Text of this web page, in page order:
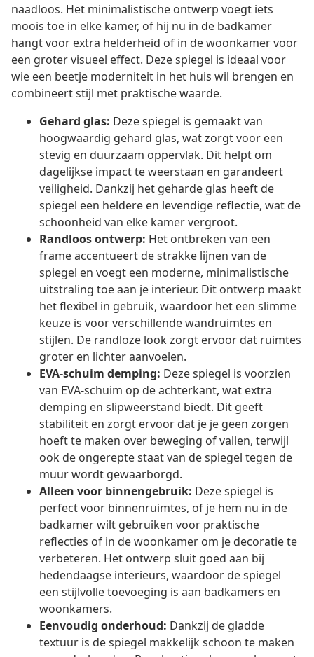
naadloos. Het minimalistische ontwerp voegt iets
moois toe in elke kamer, of hij nu in de badkamer
hangt voor extra helderheid of in de woonkamer voor
een groter visueel effect. Deze spiegel is ideaal voor
wie een beetje moderniteit in het huis wil brengen en
combineert stijl met praktische waarde.
Gehard glas: Deze spiegel is gemaakt van
hoogwaardig gehard glas, wat zorgt voor een
stevig en duurzaam oppervlak. Dit helpt om
dagelijkse impact te weerstaan en garandeert
veiligheid. Dankzij het geharde glas heeft de
spiegel een heldere en levendige reflectie, wat de
schoonheid van elke kamer vergroot.
Randloos ontwerp: Het ontbreken van een
frame accentueert de strakke lijnen van de
spiegel en voegt een moderne, minimalistische
uitstraling toe aan je interieur. Dit ontwerp maakt
het flexibel in gebruik, waardoor het een slimme
keuze is voor verschillende wandruimtes en
stijlen. De randloze look zorgt ervoor dat ruimtes
groter en lichter aanvoelen.
EVA-schuim demping: Deze spiegel is voorzien
van EVA-schuim op de achterkant, wat extra
demping en slipweerstand biedt. Dit geeft
stabiliteit en zorgt ervoor dat je je geen zorgen
hoeft te maken over beweging of vallen, terwijl
ook de ongerepte staat van de spiegel tegen de
muur wordt gewaarborgd.
Alleen voor binnengebruik: Deze spiegel is
perfect voor binnenruimtes, of je hem nu in de
badkamer wilt gebruiken voor praktische
reflecties of in de woonkamer om je decoratie te
verbeteren. Het ontwerp sluit goed aan bij
hedendaagse interieurs, waardoor de spiegel
een stijlvolle toevoeging is aan badkamers en
woonkamers.
Eenvoudig onderhoud: Dankzij de gladde
textuur is de spiegel makkelijk schoon te maken